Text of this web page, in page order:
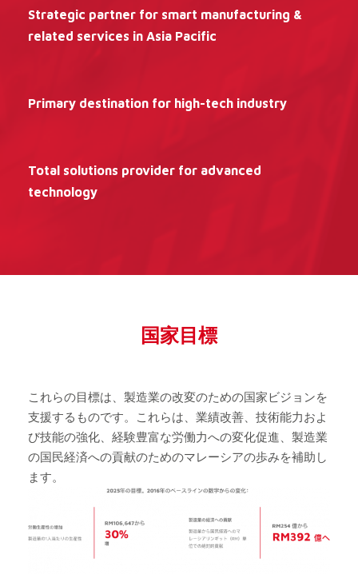
Strategic partner for smart manufacturing &
related services in Asia Pacific
Primary destination for high-tech industry
Total solutions provider for advanced
technology
国家目標
これらの目標は、製造業の改変のための国家ビジョンを
支援するものです。これらは、業績改善、技術能力およ
び技能の強化、経験豊富な労働力への変化促進、製造業
の国民経済への貢献のためのマレーシアの歩みを補助し
ます。